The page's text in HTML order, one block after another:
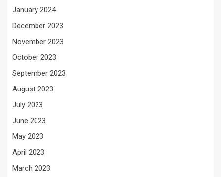
January 2024
December 2023
November 2023
October 2023
September 2023
August 2023
July 2023
June 2023
May 2023
April 2023
March 2023